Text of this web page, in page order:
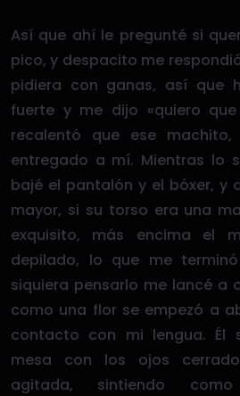
Así que ahí le pregunté si
pico, y despacito me
pidiera con ganas, así que
fuerte y me dijo «quiero
recalentó que ese
entregado a mí. Mientras lo
bajé el pantalón y el bóxer, y
mayor, si su torso era una
exquisito, más encima el
depilado, lo que me
siquiera pensarlo me lancé a
como una flor se empezó a
contacto con mi lengua. Él
mesa con los ojos
agitada, sintiendo